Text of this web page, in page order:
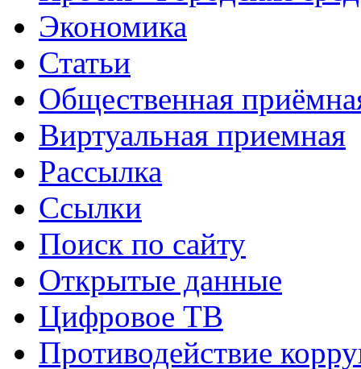
Экономика
Статьи
Общественная
Виртуальная приемная
Рассылка
Ссылки
Поиск по сайту
Открытые данные
Цифровое ТВ
Противодействие